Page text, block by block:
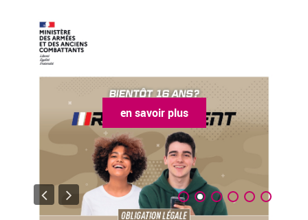
en savoir plus